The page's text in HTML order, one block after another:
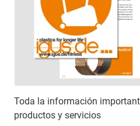
Toda la información
productos y servicios